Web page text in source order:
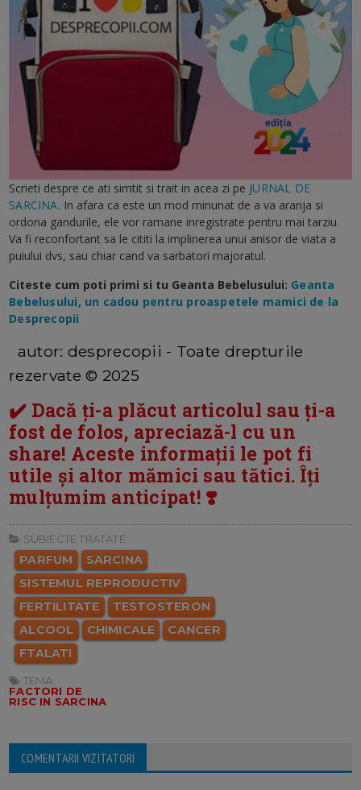
Scrieti despre ce ati simtit si trait in acea zi pe JURNAL DE
SARCINA. In afara ca este un mod minunat de a va aranja si
ordona gandurile, ele vor ramane inregistrate pentru mai tarziu.
Va fi reconfortant sa le cititi la implinerea unui anisor de viata a
puiului dvs, sau chiar cand va sarbatori majoratul.
Citeste cum poti primi si tu Geanta Bebelusului: Geanta
Bebelusului, un cadou pentru proaspetele mamici de la
Desprecopii
autor: desprecopii - Toate drepturile
rezervate © 2025
✔️ Dacă ți-a plăcut articolul sau ți-a
fost de folos, apreciază-l cu un
share! Aceste informații le pot fi
utile și altor mămici sau tătici. Îți
mulțumim anticipat! ❣️
SUBIECTE TRATATE:
PARFUM
SARCINA
SISTEMUL REPRODUCTIV
FERTILITATE
TESTOSTERON
ALCOOL
CHIMICALE
CANCER
FTALATI
TEMA:
FACTORI DE
RISC IN SARCINA
COMENTARII VIZITATORI